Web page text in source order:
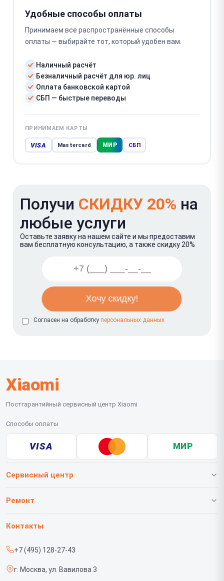
Удобные способы оплаты
Принимаем все распространённые способы
оплаты — выбирайте тот, который удобен вам.
Наличный расчёт
Безналичный расчёт для юр. лиц
Оплата банковской картой
СБП — быстрые переводы
ПРИНИМАЕМ КАРТЫ
VISA Mastercard МИР СБП
Получи СКИДКУ 20% на
любые услуги
Оставьте заявку на нашем сайте и мы предоставим
вам бесплатную консультацию, а также скидку 20%
Согласен на обработку персональных данных
Xiaomi
Постгарантийный сервисный центр Xiaomi
Способы оплаты
VISA МИР
Сервисный центр
О нашем сервисе
Срочный ремонт
Доставка и способы оплаты
Ремонт
Телефонов
Контакты
+7 (495) 128-27-43
г. Москва, ул. Вавилова 3